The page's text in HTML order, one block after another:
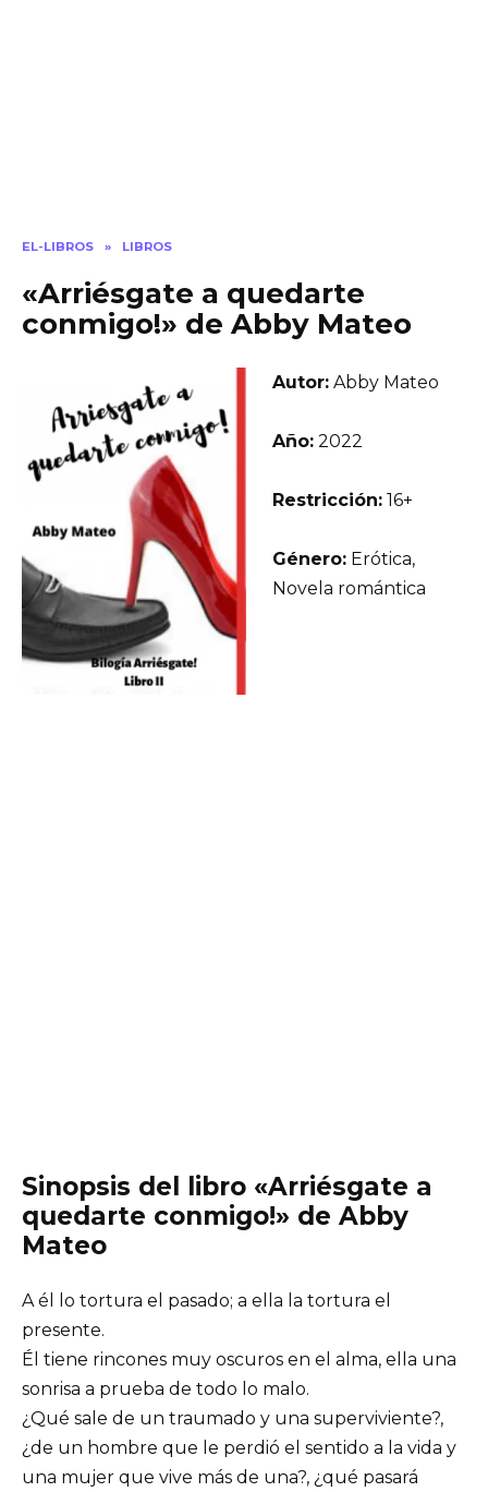
EL-LIBROS » LIBROS
«Arriésgate a quedarte
conmigo!» de Abby Mateo
Autor: Abby Mateo
Año: 2022
Restricción: 16+
Género: Erótica,
Novela romántica
Sinopsis del libro «Arriésgate a
quedarte conmigo!» de Abby
Mateo
A él lo tortura el pasado; a ella la tortura el
presente.
Él tiene rincones muy oscuros en el alma, ella una
sonrisa a prueba de todo lo malo.
¿Qué sale de un traumado y una superviviente?,
¿de un hombre que le perdió el sentido a la vida y
una mujer que vive más de una?, ¿qué pasará